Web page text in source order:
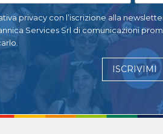
privacy con l’iscrizione alla
Services Srl di comunicazioni
ISCRIVIMI